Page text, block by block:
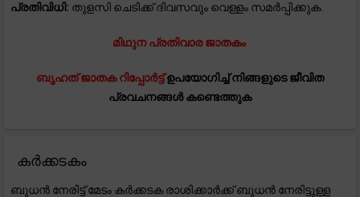
പ്രതിവിധി: തുളസി ചെടിക്ക് ദിവസവും വെള്ളം സമർപ്പിക്കുക.
മിഥുന പ്രതിവാര ജാതകം
ബൃഹത് ജാതക റിപ്പോർട്ട്ഉപയോഗിച്ച് നിങ്ങളുടെ ജീവിത
പ്രവചനങ്ങൾ കണ്ടെത്തുക
കർക്കടകം
ബുധൻ നേരിട്ട് മേടം കർക്കടക രാശിക്കാർക്ക് ബുധൻ നേരിട്ടുള്ള